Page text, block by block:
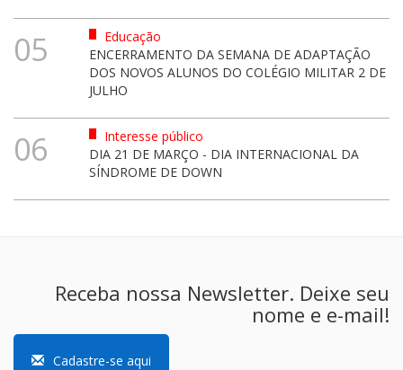
05
Educação
ENCERRAMENTO DA SEMANA DE ADAPTAÇÃO
DOS NOVOS ALUNOS DO COLÉGIO MILITAR 2 DE
JULHO
06
Interesse público
DIA 21 DE MARÇO - DIA INTERNACIONAL DA
SÍNDROME DE DOWN
Receba nossa Newsletter. Deixe seu
nome e e-mail!
Cadastre-se aqui